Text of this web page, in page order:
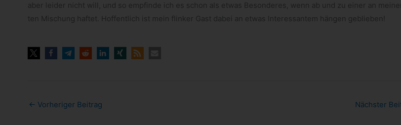
aber lei­der nicht will, und so emp­finde ich es schon als etwas Beson­deres, wenn ab und zu einer an
ten Mischung haf­tet. Hof­fent­lich ist mein flin­ker Gast dabei an etwas Inter­es­san­tem hän­gen geblieben!
← Vorheriger Beitrag Nächster